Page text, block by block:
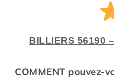
BILLIERS 56190
COMMENT pouvez-